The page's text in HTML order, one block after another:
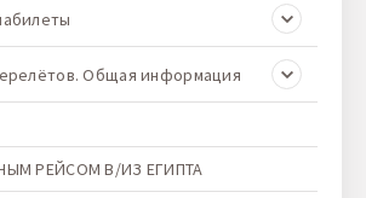
Общая информация
РЕЙСОМ В/ИЗ ЕГИПТА